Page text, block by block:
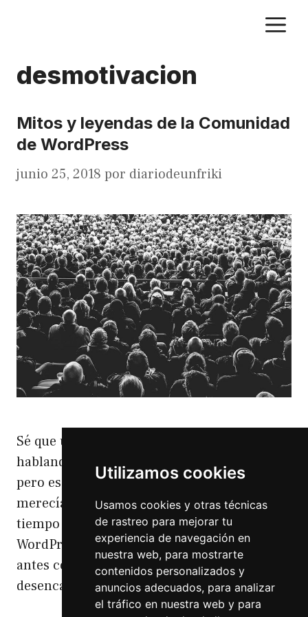
Utilizamos cookies
Usamos cookies y otras técnicas
de rastreo para mejorar tu
experiencia de navegación en
nuestra web, para mostrarte
contenidos personalizados y
anuncios adecuados, para analizar
el tráfico en nuestra web y para
desmotivacion
Mitos y leyendas de la Comunidad
de WordPress
junio 25, 2018 por diariodeunfriki
Sé que últimamente estoy un poco pesado
hablando de la Comunidad de WordPress
pero es que lo que ha pasado últimamente se
merecía que escriba algo al respecto. Llevo
tiempo hablando de la Comunidad de
WordPress y de que ya no la veo como era
antes como por ejemplo en mi artículo del
desencanto y …Leer más